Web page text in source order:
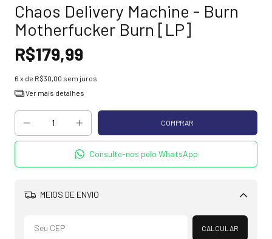
Chaos Delivery Machine - Burn
Motherfucker Burn [LP]
R$179,99
6 x de R$30,00 sem juros
Ver mais detalhes
Consulte-nos pelo WhatsApp
MEIOS DE ENVIO
Alterar CEP
CALCULAR